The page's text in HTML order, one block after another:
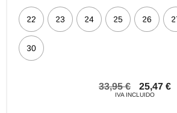
22 23 24 25 26
30
33,95€ 25,47 €
IVA INCLUIDO